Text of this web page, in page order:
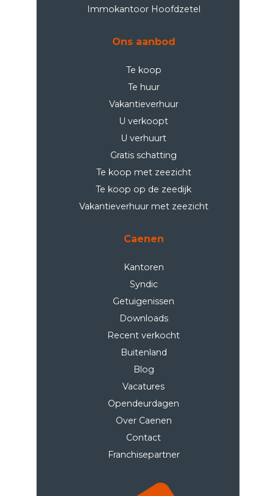
Immokantoor Hoofdzetel
Ons aanbod
Te koop
Te huur
Vakantieverhuur
U verkoopt
U verhuurt
Gratis schatting
Te koop met zeezicht
Te koop op de zeedijk
Vakantieverhuur met zeezicht
Caenen
Kantoren
Syndic
Getuigenissen
Downloads
Recent verkocht
Buitenland
Blog
Vacatures
Opendeurdagen
Over Caenen
Contact
Franchisepartner